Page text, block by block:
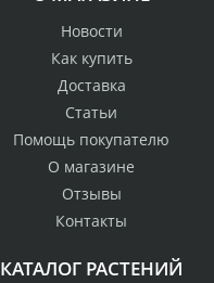
Новости
Как купить
Доставка
Статьи
Помощь покупателю
О магазине
Отзывы
Контакты
КАТАЛОГ РАСТЕНИЙ